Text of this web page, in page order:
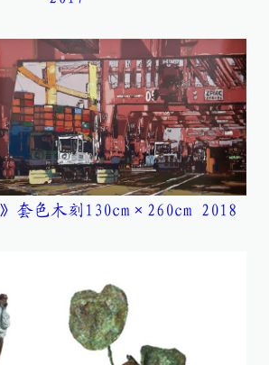
套色木刻130cm×260cm 2018